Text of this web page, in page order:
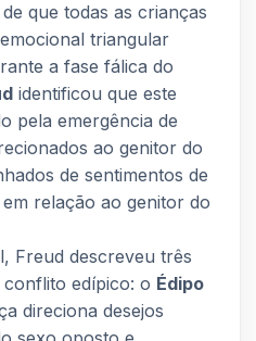
que todas as crianças
triangular
a fase fálica do
identificou que este
pela emergência de
ao genitor do
de sentimentos de
relação ao genitor do
Freud descreveu três
edípico: o Édipo
direciona desejos